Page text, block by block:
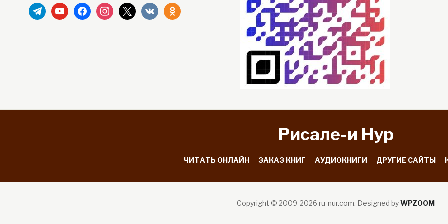
telegramyoutubefacebookinstagram
x vkontakteodnoklassniki
Рисале-и Hyp
ЧИТАТЬ ОНЛАЙН ЗАКАЗ КНИГ АУДИОКНИГИ ДРУГИЕ САЙТЫ
Copyright © 2009-2026 ru-nur.com. Designed byWPZOOM